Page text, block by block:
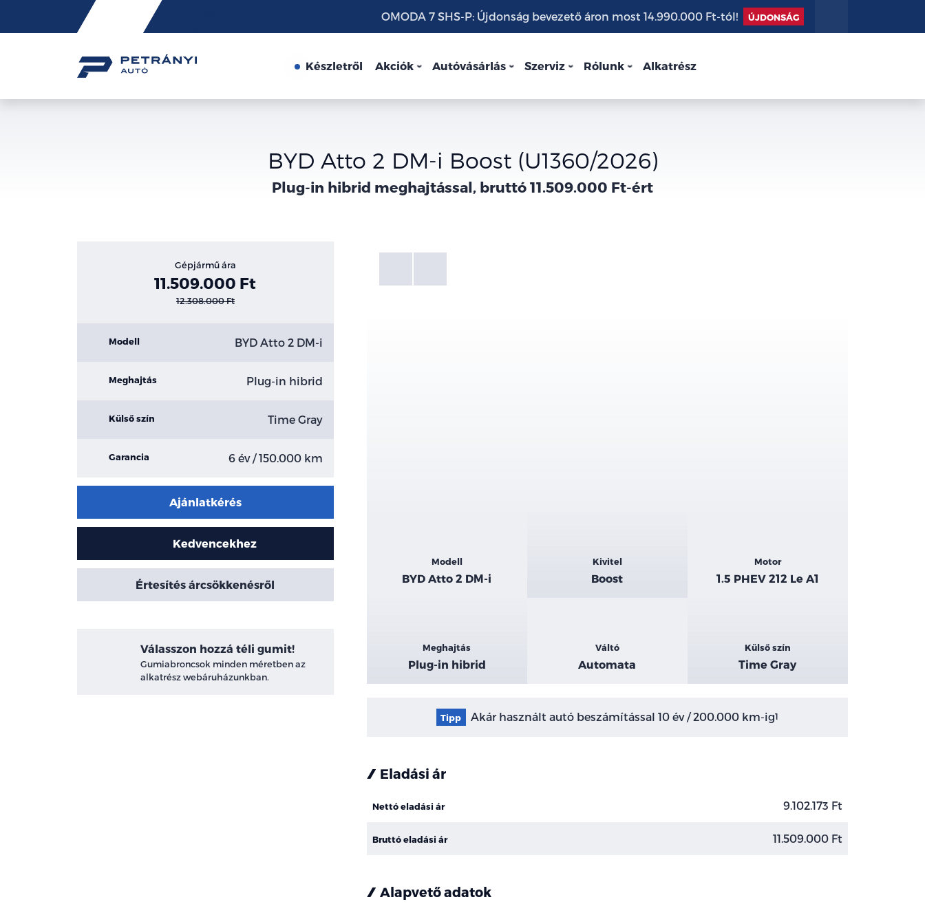
Friss
hírek
OMODA 7 SHS-P: Újdonság bevezető áron most 14.990.000 Ft-tól! ÚJDONSÁG
Készletről Akciók Autóvásárlás Szerviz Rólunk Alkatrész
BYD Atto 2 DM-i Boost (U1360/2026)
Plug-in hibrid meghajtással, bruttó 11.509.000 Ft-ért
Gépjármű ára
11.509.000 Ft
12.308.000 Ft
Modell BYD Atto 2 DM-i
Meghajtás Plug-in hibrid
Külső szín Time Gray
Garancia 6 év / 150.000 km
Ajánlatkérés
Kedvencekhez
Értesítés árcsökkenésről
Válasszon hozzá téli gumit!
Gumiabroncsok minden méretben az
alkatrész webáruházunkban.
Galéria
Kiemelt
adatok
Modell
BYD Atto 2 DM-i
Kivitel
Boost
Motor
1.5 PHEV 212 Le A1
Meghajtás
Plug-in hibrid
Váltó
Automata
Külső szín
Time Gray
Tipp Akár használt autó beszámítással 10 év / 200.000 km-ig1
Eladási ár
Nettó eladási ár 9.102.173 Ft
Bruttó eladási ár 11.509.000 Ft
Alapvető adatok